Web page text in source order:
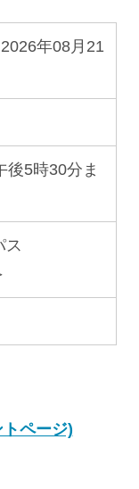
年08月21
後5時30分ま
ス
ページ)